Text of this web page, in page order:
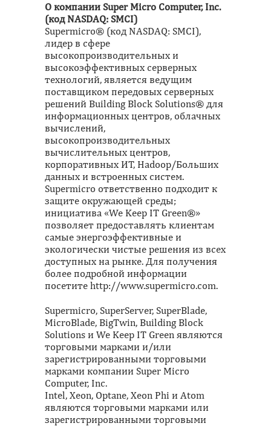
О компании Super Micro Computer, Inc.
(код NASDAQ: SMCI)
Supermicro® (код NASDAQ: SMCI),
лидер в сфере
высокопроизводительных и
высокоэффективных серверных
технологий, является ведущим
поставщиком передовых серверных
решений Building Block Solutions® для
информационных центров, облачных
вычислений,
высокопроизводительных
вычислительных центров,
корпоративных ИТ, Hadoop/Больших
данных и встроенных систем.
Supermicro ответственно подходит к
защите окружающей среды;
инициатива «We Keep IT Green®»
позволяет предоставлять клиентам
самые энергоэффективные и
экологически чистые решения из всех
доступных на рынке. Для получения
более подробной информации
посетите http://www.supermicro.com.
Supermicro, SuperServer, SuperBlade,
MicroBlade, BigTwin, Building Block
Solutions и We Keep IT Green являются
торговыми марками и/или
зарегистрированными торговыми
марками компании Super Micro
Computer, Inc.
Intel, Xeon, Optane, Xeon Phi и Atom
являются торговыми марками или
зарегистрированными торговыми